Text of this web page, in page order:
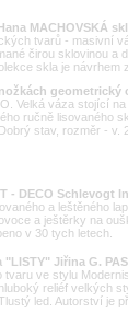
MACHOVSKÁ
tvarů - masivní
čirou sklovinou a
skla je návrhem
geometrický
Velká váza stojící
ručně lisovaného
stav, rozměr - v.
- DECO Schlevogt
a leštěného
a ještěrky na
v 30 tych letech.
Jiřina G.
ve stylu
reliéf velkých
led. Autorství je